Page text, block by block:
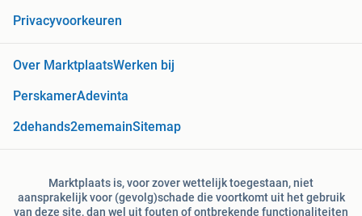
Privacyvoorkeuren
Over MarktplaatsWerken bij
PerskamerAdevinta
2dehands2ememainSitemap
Marktplaats is, voor zover wettelijk toegestaan, niet
aansprakelijk voor (gevolg)schade die voortkomt uit het gebruik
van deze site, dan wel uit fouten of ontbrekende functionaliteiten